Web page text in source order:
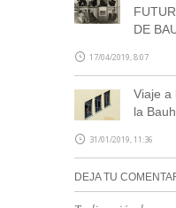
DE
17/04/2019, 8:07
Viaje a
la
31/01/2019, 11:36
DEJA TU